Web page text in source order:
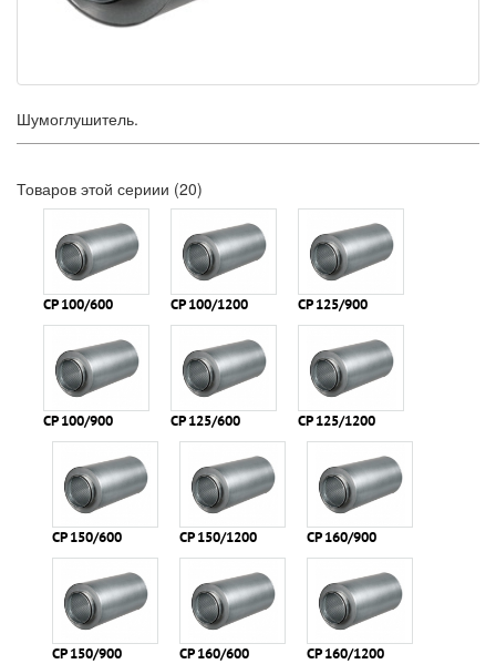
Шумоглушитель.
Товаров этой сериии (20)
СР 100/600
СР 100/900
СР 100/1200
СР 125/600
СР 125/900
СР 125/1200
СР 150/600
СР 150/900
СР 150/1200
СР 160/600
СР 160/900
СР 160/1200